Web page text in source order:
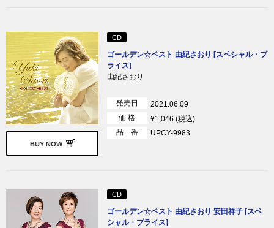
BUY NOW
CD
ゴールデン☆ベスト 由紀さおり [スペシャル・プ
ライス]
由紀さおり
発売日
2021.06.09
価 格
¥1,046 (税込)
品 番
UPCY-9983
CD
ゴールデン☆ベスト 由紀さおり 安田祥子 [スペ
シャル・プライス]